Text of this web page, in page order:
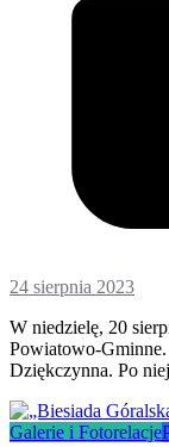
24 sierpnia 2023
W niedzielę, 20
Powiatowo-Gminne.
Dziękczynna. Po
Galerie i Fotorelacje